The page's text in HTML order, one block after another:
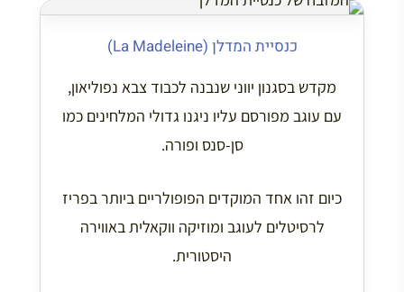
כנסיית המדלן (La Madeleine)
מקדש בסגנון יווני שנבנה לכבוד צבא נפוליאון,
עם עוגב מפורסם עליו ניגנו גדולי המלחינים כמו
סן-סנס ופורה.
כיום זהו אחד המוקדים הפופולריים ביותר בפריז
לרסיטלים לעוגב ומוזיקה ווקאלית באווירה
היסטורית.